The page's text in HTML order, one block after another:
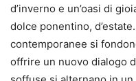
d’inverno e un’oasi di
dolce ponentino,
contemporanee si
offrire un nuovo dialogo